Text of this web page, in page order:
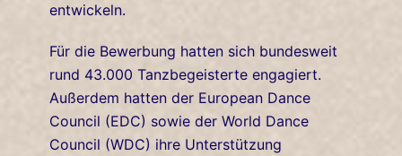
entwickeln.
Für die Bewerbung hatten sich bundesweit
rund 43.000 Tanzbegeisterte engagiert.
Außerdem hatten der European Dance
Council (EDC) sowie der World Dance
Council (WDC) ihre Unterstützung